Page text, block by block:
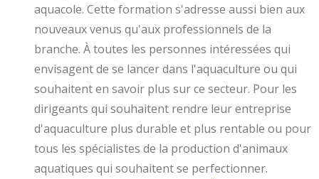
aquacole. Cette formation s'adresse aussi bien aux
nouveaux venus qu'aux professionnels de la
branche. À toutes les personnes intéressées qui
envisagent de se lancer dans l'aquaculture ou qui
souhaitent en savoir plus sur ce secteur. Pour les
dirigeants qui souhaitent rendre leur entreprise
d'aquaculture plus durable et plus rentable ou pour
tous les spécialistes de la production d'animaux
aquatiques qui souhaitent se perfectionner.